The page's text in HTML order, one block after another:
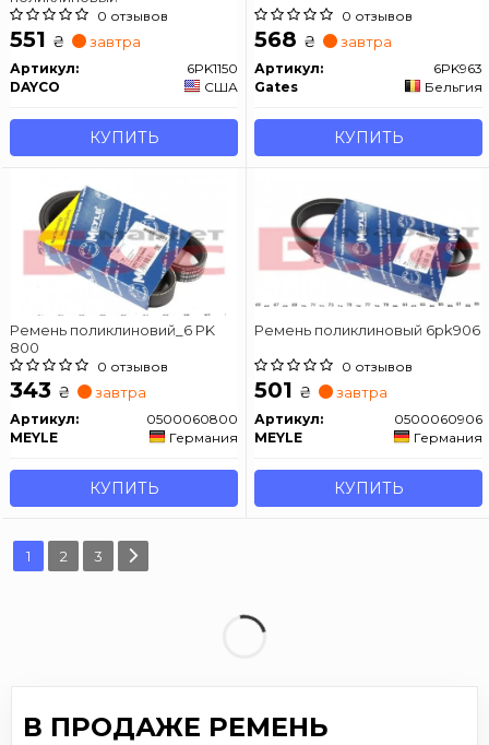
0 отзывов
551 ₴ завтра
Артикул:
6PK1150
DAYCO
США
КУПИТЬ
0 отзывов
568 ₴ завтра
Артикул:
6PK963
Gates
Бельгия
КУПИТЬ
Ремень поликлиновий_6 PK
800
0 отзывов
343 ₴ завтра
Артикул:
0500060800
MEYLE
Германия
КУПИТЬ
Ремень поликлиновый 6pk906
0 отзывов
501 ₴ завтра
Артикул:
0500060906
MEYLE
Германия
КУПИТЬ
1 2 3
В ПРОДАЖЕ РЕМЕНЬ